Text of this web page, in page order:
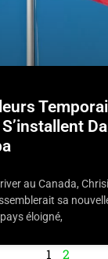
au Canada,
sa
éloigné,
1 2